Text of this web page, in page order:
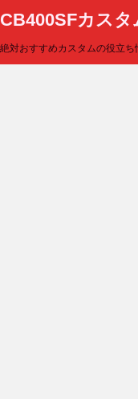
CB400SFカスタ
絶対おすすめカスタムの役立